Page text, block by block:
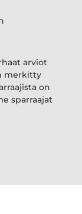
arviot
merkitty
on
sparraajat